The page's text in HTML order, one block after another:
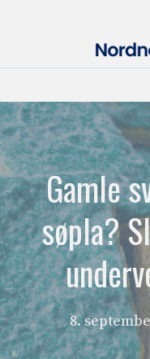
Gamle
søpla?
8.